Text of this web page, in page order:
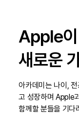
Apple이
새로운
아카데미는 나이,
고 성장하며 Apple
함께할 분들을 기다